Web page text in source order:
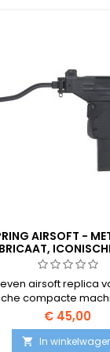
AIRSOFT -
airsoft replica
compacte
hogere
hendel, metalen
€ 45,00
 In